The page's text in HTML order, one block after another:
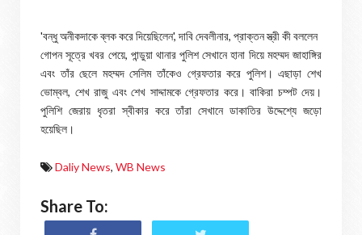
'বন্ধু অনীকদাকে ব্লক করে দিয়েছিলেন', দাবি দেবলীনার, প্রাক্তন স্ত্রী কী বললেন
গোপন সূত্রে খবর পেয়ে, পান্ডুয়া থানার পুলিশ সেখানে হানা দিয়ে মহম্মদ জাহাঙ্গির
এবং তাঁর ছেলে মহম্মদ সেলিম তাঁকেও গ্রেফতার করে পুলিশ। এছাড়া শেখ
ভোম্বল, শেখ রাজু এবং শেখ সাদ্দামকে গ্রেফতার করে। বাকিরা চম্পট দেয়।
পুলিশি জেরায় ধৃতরা স্বীকার করে তাঁরা সেখানে ডাকাতির উদ্দেশ্যে জড়ো
হয়েছিল।
Daliy News, WB News
Share To: